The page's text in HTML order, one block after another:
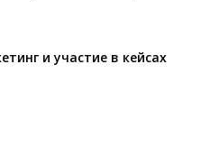
и участие в кейсах